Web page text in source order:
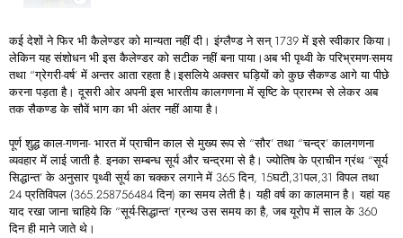
कई देशों ने फिर भी कैलेण्डर को मान्यता नहीं दी। इंग्लैण्ड ने सन्‌ 1739 में इसे स्वीकार किया।
लेकिन यह संशोधन भी इस कैलेण्डर को सटीक नहीं बना पाया।अब भी पृथ्वी के परिभ्रमण-समय
तथा “ग्रेगरी-वर्ष’ में अन्तर आता रहता है।इसलिये अक्सर घड़ियों को कुछ सैकण्ड आगे या पीछे
करना पड़ता है। दूसरी ओर अपनी इस भारतीय कालगणना में सृष्टि के प्रारम्भ से लेकर अब
तक सैकण्ड के सौवें भाग का भी अंतर नहीं आया है।
पूर्ण शुद्ध काल-गणना- भारत में प्राचीन काल से मुख्य रूप से “सौर’ तथा “चन्द्र’ कालगणना
व्यवहार में लाई जाती है. इनका सम्बन्ध सूर्य और चन्द्रमा से है। ज्योतिष के प्राचीन ग्रंथ “सूर्य
सिद्धान्त’ के अनुसार पृथ्वी सूर्य का चक्कर लगाने में 365 दिन, 15घटी,31पल,31 विपल तथा
24 प्रतिविपल (365.258756484 दिन) का समय लेती है। यही वर्ष का कालमान है। यहां यह
याद रखा जाना चाहिये कि “सूर्य-सिद्धान्त’ ग्रन्थ उस समय का है, जब यूरोप में साल के 360
दिन ही माने जाते थे।